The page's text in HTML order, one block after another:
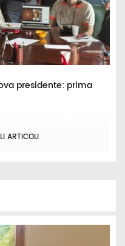
presidente: prima
ARTICOLI